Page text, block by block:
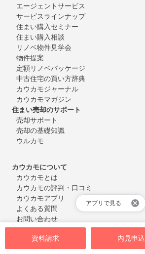
資料請求 内見申込
アプリで見る
エージェントサービス
サービスラインナップ
住まい購入セミナー
住まい購入相談
リノベ物件見学会
物件提案
定額リノベパッケージ
中古住宅の買い方辞典
カウカモジャーナル
カウカモマガジン
住まい売却のサポート
売却サポート
売却の基礎知識
ウルカモ
カウカモについて
カウカモとは
カウカモの評判・口コミ
カウカモアプリ
よくある質問
お問い合わせ
会員登録・ログイン